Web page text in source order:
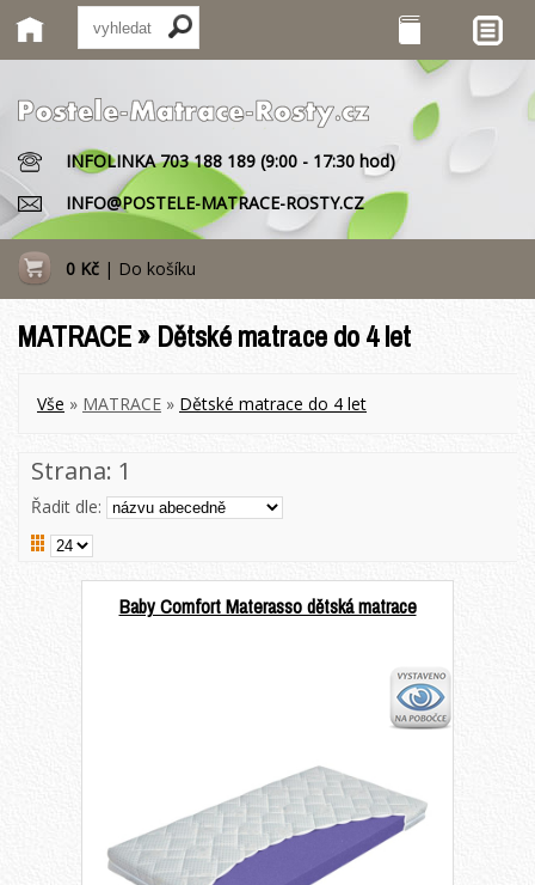
MATRACE » Dětské matrace do 4 let
Vše » MATRACE » Dětské matrace do 4 let
Strana: 1
Řadit dle:
Baby Comfort Materasso dětská matrace
INFOLINKA 703 188 189 (9:00 - 17:30 hod)
INFO@POSTELE-MATRACE-ROSTY.CZ
0 Kč | Do košíku